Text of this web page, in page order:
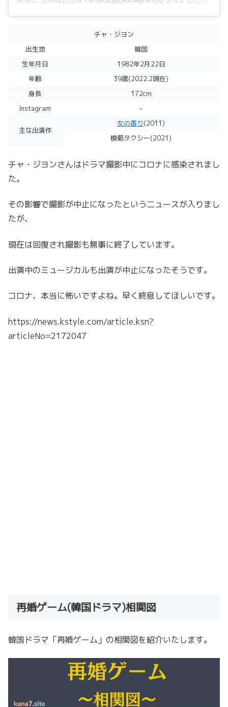
チャ・ジヨン
出生地
韓国
生年月日
1982年2月22日
年齢
39歳(2022.2現在)
身長
172cm
Instagram
–
主な出演作
女の香り(2011)
模範タクシー(2021)
チャ・ジヨンさんはドラマ撮影中にコロナに感染されまし
た。
その影響で撮影が中止になったというニュースが入りまし
たが、
現在は回復され撮影も無事に終了しています。
出演中のミュージカルも出演が中止になったそうです。
コロナ、本当に怖いですよね。早く終息してほしいです。
https://news.kstyle.com/article.ksn?
articleNo=2172047
再婚ゲーム(韓国ドラマ)相関図
韓国ドラマ「再婚ゲーム」の相関図を紹介いたします。